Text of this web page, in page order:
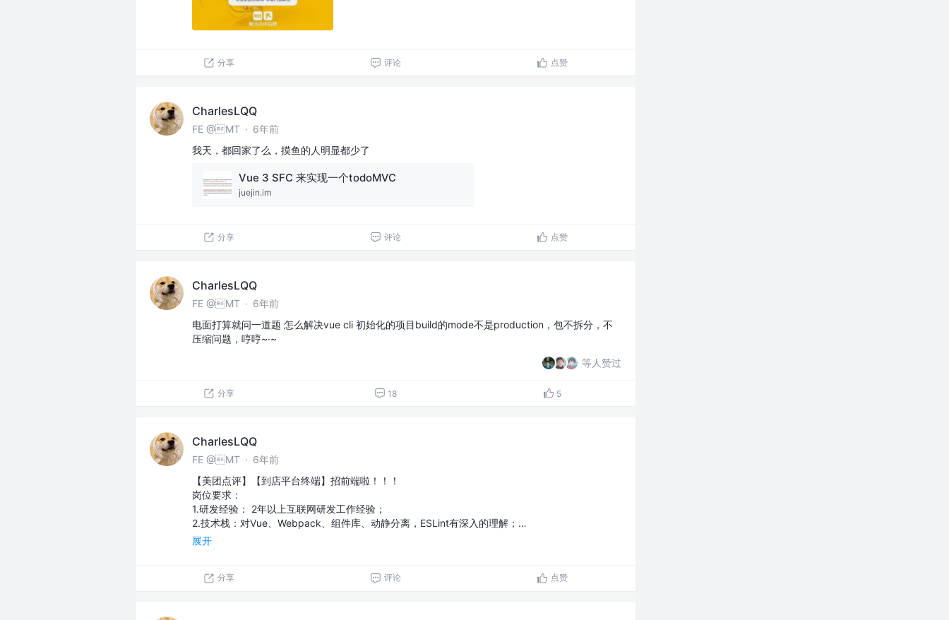
分享 评论 点赞
CharlesLQQ
FE @MT · 6年前
我天，都回家了么，摸鱼的人明显都少了
Vue 3 SFC 来实现一个todoMVC
juejin.im
分享 评论 点赞
CharlesLQQ
FE @MT · 6年前
电面打算就问一道题 怎么解决vue cli 初始化的项目build的mode不是production，包不拆分，不
压缩问题，哼哼~·~
等人赞过
分享 18 5
CharlesLQQ
FE @MT · 6年前
【美团点评】【到店平台终端】招前端啦！！！
岗位要求：
1.研发经验： 2年以上互联网研发工作经验；
2.技术栈：对Vue、Webpack、组件库、动静分离，ESLint有深入的理解；…
展开
分享 评论 点赞